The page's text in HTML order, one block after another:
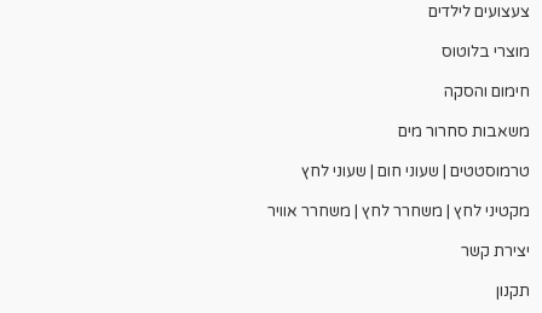
צעצועים לילדים
מוצרי בלוטוס
חימום והסקה
משאבות סחרור מים
טרמוסטטים | שעוני חום | שעוני לחץ
מקטיני לחץ | משחרר לחץ | משחרר אוויר
יצירת קשר
תקנון